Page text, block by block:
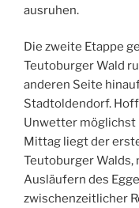
ausruhen.
Die zweite Etappe
Teutoburger Wald
anderen Seite
Stadtoldendorf.
Unwetter möglichst
Mittag liegt der
Teutoburger Walds,
Ausläufern des
zwischenzeitlicher